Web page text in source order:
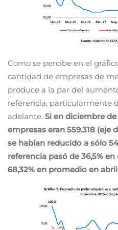
Como se percibe en el
cantidad de empresas de
produce a la par del
referencia, particularmente
adelante. Si en diciembre
empresas eran 559.318 (eje
se habían reducido a sólo
referencia pasó de 36,5%
68,32% en promedio en abril